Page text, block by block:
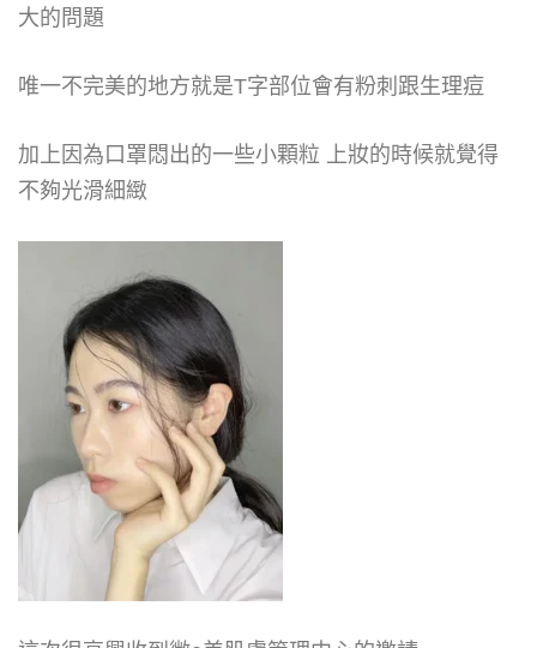
大的問題
唯一不完美的地方就是T字部位會有粉刺跟生理痘
加上因為口罩悶出的一些小顆粒 上妝的時候就覺得
不夠光滑細緻